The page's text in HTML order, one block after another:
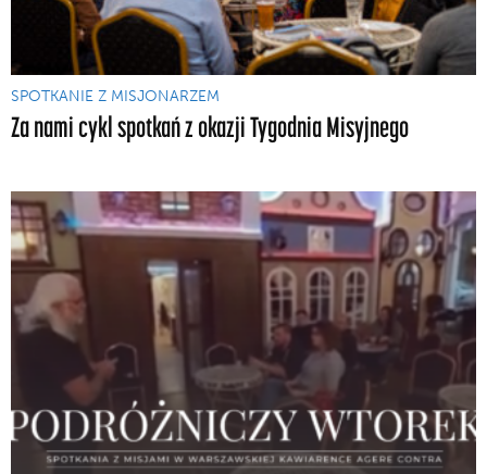
SPOTKANIE Z MISJONARZEM
Za nami cykl spotkań z okazji Tygodnia Misyjnego